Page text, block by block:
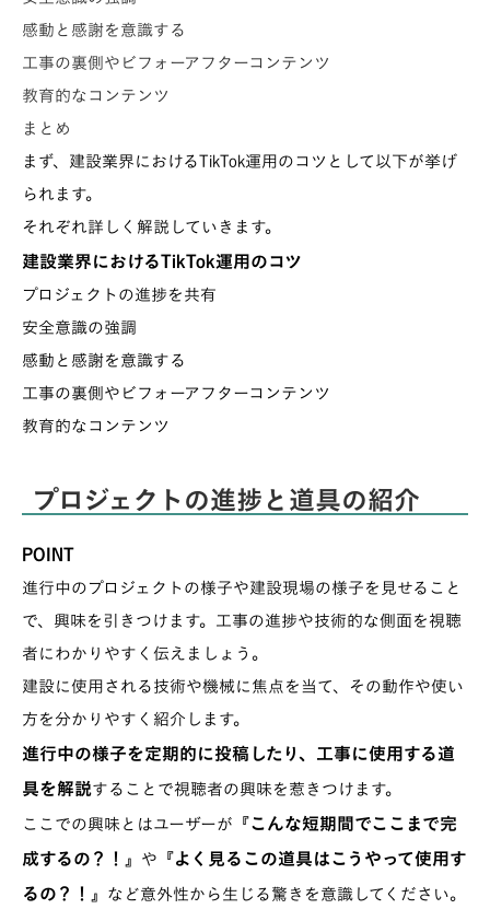
感動と感謝を意識する
工事の裏側やビフォーアフターコンテンツ
教育的なコンテンツ
まとめ
まず、建設業界におけるTikTok運用のコツとして以下が挙げ
られます。
それぞれ詳しく解説していきます。
建設業界におけるTikTok運用のコツ
プロジェクトの進捗を共有
安全意識の強調
感動と感謝を意識する
工事の裏側やビフォーアフターコンテンツ
教育的なコンテンツ
プロジェクトの進捗と道具の紹介
POINT
進行中のプロジェクトの様子や建設現場の様子を見せること
で、興味を引きつけます。工事の進捗や技術的な側面を視聴
者にわかりやすく伝えましょう。
建設に使用される技術や機械に焦点を当て、その動作や使い
方を分かりやすく紹介します。
進行中の様子を定期的に投稿したり、工事に使用する道
具を解説することで視聴者の興味を惹きつけます。
ここでの興味とはユーザーが『こんな短期間でここまで完
成するの？！ 』や『よく見るこの道具はこうやって使用す
るの？！ 』など意外性から生じる驚きを意識してください。